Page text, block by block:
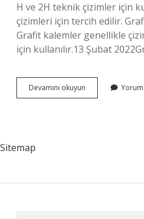
H ve 2H teknik çizimler için
çizimleri için tercih edilir.
Grafit kalemler genellikle
için kullanılır.13 Şubat
Devamını okuyun
Için
Yorum
Sitemap